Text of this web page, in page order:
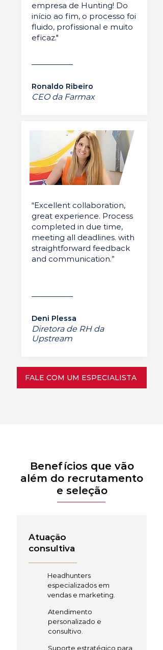
empresa de Hunting! Do
início ao fim, o processo foi
fluido, profissional e muito
eficaz."
Ronaldo Ribeiro
CEO da Farmax
“Excellent collaboration,
great experience. Process
completed in due time,
meeting all deadlines. with
straightforward feedback
and communication.”
Deni Plessa
Diretora de RH da
Upstream
FALE COM UM ESPECIALISTA
Benefícios que vão
além do recrutamento
e seleção
Atuação
consultiva
Headhunters
especializados em
vendas e marketing.
Atendimento
personalizado e
consultivo.
Suporte estratégico para